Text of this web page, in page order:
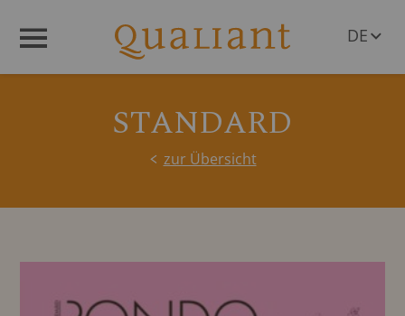
DE
STANDARD
zur Übersicht